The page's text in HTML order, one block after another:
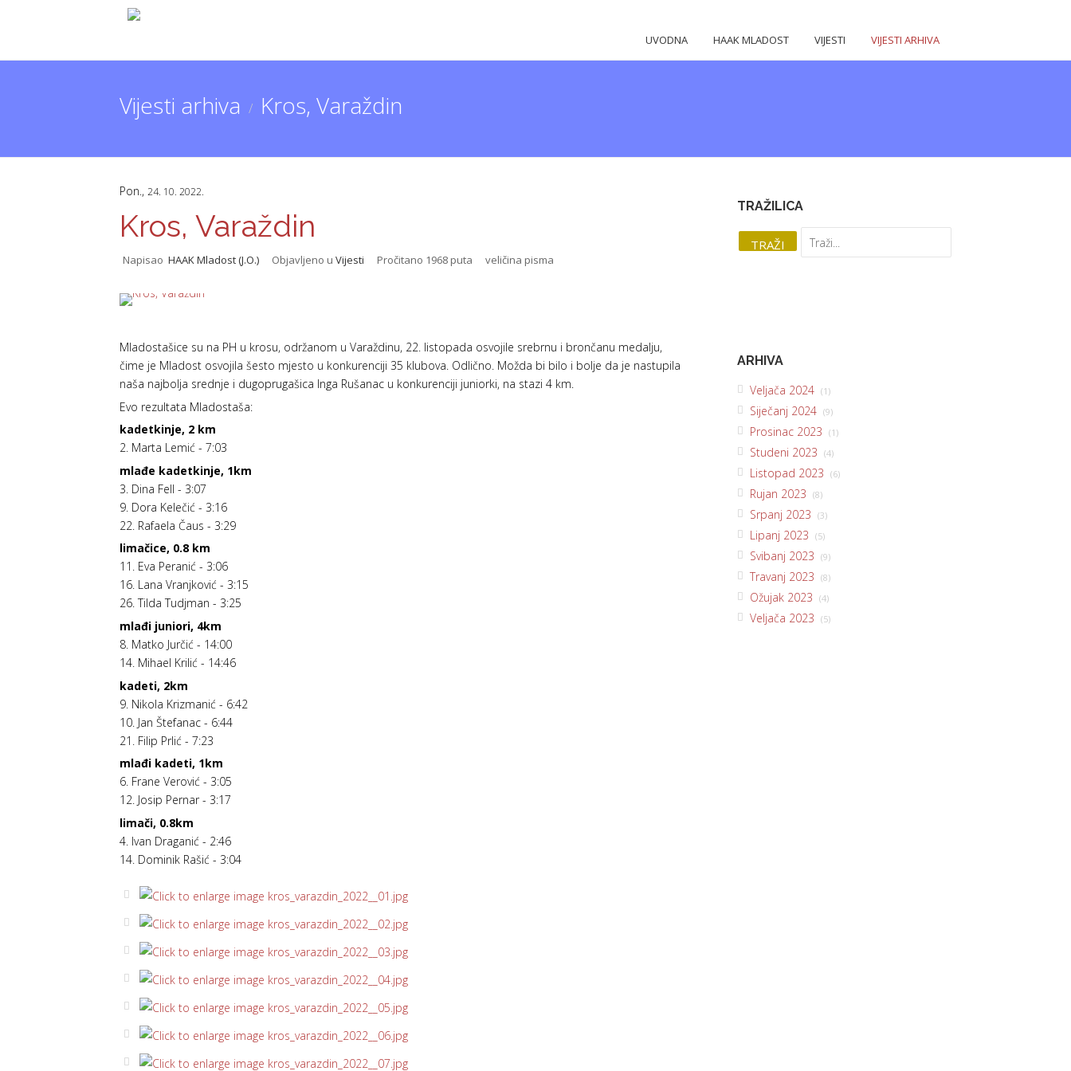
UVODNA HAAK MLADOST VIJESTI VIJESTI ARHIVA
Vijesti arhiva / Kros, Varaždin
Pon., 24. 10. 2022.
Kros, Varaždin
Napisao HAAK Mladost (J.O.) Objavljeno u Vijesti Pročitano 1968 puta veličina pisma
Mladostašice su na PH u krosu, održanom u Varaždinu, 22. listopada osvojile srebrnu i brončanu medalju,
čime je Mladost osvojila šesto mjesto u konkurenciji 35 klubova. Odlično. Možda bi bilo i bolje da je nastupila
naša najbolja srednje i dugoprugašica Inga Rušanac u konkurenciji juniorki, na stazi 4 km.
Evo rezultata Mladostaša:
kadetkinje, 2 km
2. Marta Lemić - 7:03
mlađe kadetkinje, 1km
3. Dina Fell - 3:07
9. Dora Kelečić - 3:16
22. Rafaela Čaus - 3:29
limačice, 0.8 km
11. Eva Peranić - 3:06
16. Lana Vranjković - 3:15
26. Tilda Tudjman - 3:25
mlađi juniori, 4km
8. Matko Jurčić - 14:00
14. Mihael Krilić - 14:46
kadeti, 2km
9. Nikola Krizmanić - 6:42
10. Jan Štefanac - 6:44
21. Filip Prlić - 7:23
mlađi kadeti, 1km
6. Frane Verović - 3:05
12. Josip Pernar - 3:17
limači, 0.8km
4. Ivan Draganić - 2:46
14. Dominik Rašić - 3:04
TRAŽILICA
ARHIVA
Veljača 2024 (1)
Siječanj 2024 (9)
Prosinac 2023 (1)
Studeni 2023 (4)
Listopad 2023 (6)
Rujan 2023 (8)
Srpanj 2023 (3)
Lipanj 2023 (5)
Svibanj 2023 (9)
Travanj 2023 (8)
Ožujak 2023 (4)
Veljača 2023 (5)